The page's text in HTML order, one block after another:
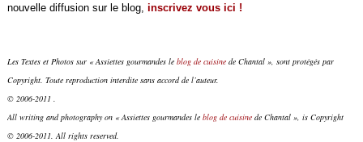
nouvelle diffusion sur le blog, inscrivez vous ici !
Les Textes et Photos sur « Assiettes gourmandes le blog de cuisinede Chantal », sont protégés par
Copyright. Toute reproduction interdite sans accord de l’auteur.
© 2006-2011 .
All writing and photography on « Assiettes gourmandes le blog de cuisinede Chantal », is Copyright
© 2006-2011. All rights reserved.